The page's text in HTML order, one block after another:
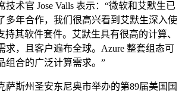
术官 Jose Valls 表示：“微软和艾默生已
多年合作，我们很高兴看到艾默生深入使
持其软件套件。艾默生具有很高的计算、
求，且客户遍布全球。Azure 整套组态可
组合的广泛计算需求。”
萨斯州圣安东尼奥市举办的第89届美国国